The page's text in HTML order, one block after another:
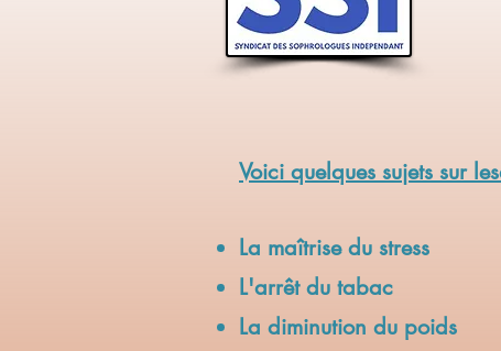
Voici quelques sujets sur
La maîtrise du stress
L'arrêt du tabac
La diminution du poids